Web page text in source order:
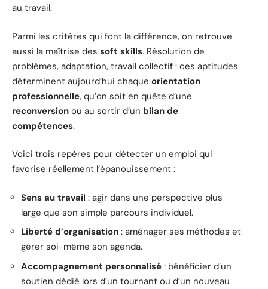
au travail.
Parmi les critères qui font la différence, on retrouve
aussi la maîtrise des soft skills. Résolution de
problèmes, adaptation, travail collectif : ces aptitudes
déterminent aujourd’hui chaque orientation
professionnelle, qu’on soit en quête d’une
reconversion ou au sortir d’un bilan de
compétences.
Voici trois repères pour détecter un emploi qui
favorise réellement l’épanouissement :
Sens au travail : agir dans une perspective plus
large que son simple parcours individuel.
Liberté d’organisation : aménager ses méthodes et
gérer soi-même son agenda.
Accompagnement personnalisé : bénéficier d’un
soutien dédié lors d’un tournant ou d’un nouveau